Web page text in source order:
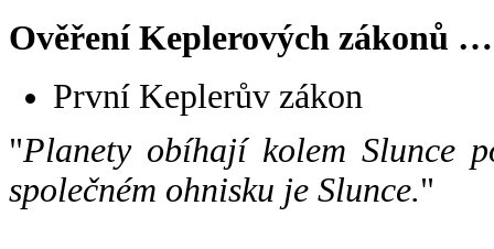
Ověření Keplerových zákonů …
První Keplerův zákon
"Planety obíhají kolem Slunce
společném ohnisku je Slunce."